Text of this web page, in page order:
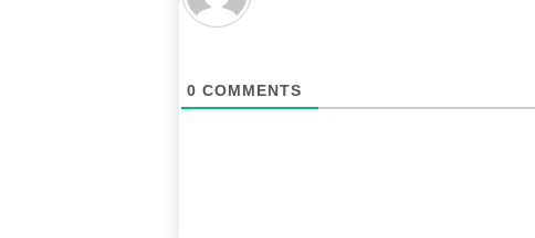
0 COMMENTS